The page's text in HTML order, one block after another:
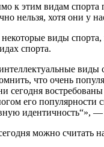
к этим видам спорта
нельзя, хотя они у
виды
спорта.
виды
что очень
сегодня
его
идентичность“», —